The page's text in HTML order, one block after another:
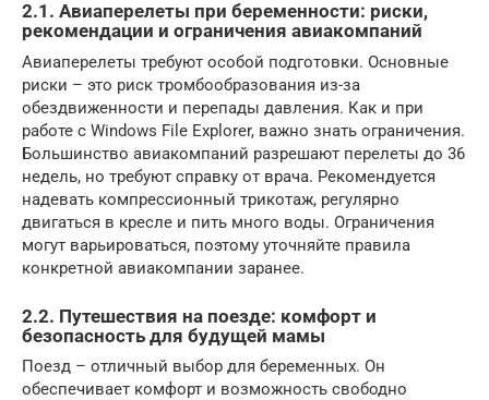
2.1. Авиаперелеты при беременности: риски,
рекомендации и ограничения авиакомпаний
Авиаперелеты требуют особой подготовки. Основные
риски – это риск тромбообразования из-за
обездвиженности и перепады давления. Как и при
работе с Windows File Explorer, важно знать ограничения.
Большинство авиакомпаний разрешают перелеты до 36
недель, но требуют справку от врача. Рекомендуется
надевать компрессионный трикотаж, регулярно
двигаться в кресле и пить много воды. Ограничения
могут варьироваться, поэтому уточняйте правила
конкретной авиакомпании заранее.
2.2. Путешествия на поезде: комфорт и
безопасность для будущей мамы
Поезд – отличный выбор для беременных. Он
обеспечивает комфорт и возможность свободно